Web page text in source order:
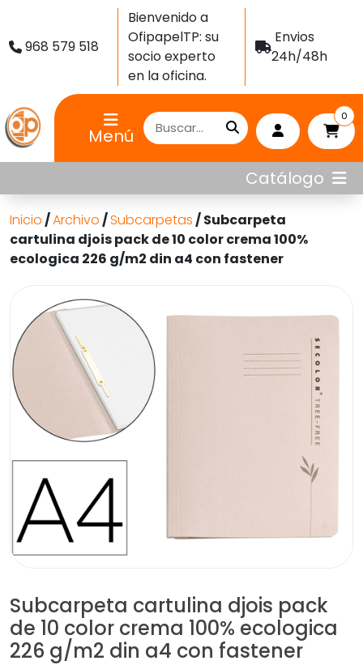
968 579 518
Bienvenido a
OfipapelTP: su
socio experto
en la oficina.
Envios
24h/48h
Menú
0
Catálogo
Inicio/Archivo/Subcarpetas/ Subcarpeta
cartulina djois pack de 10 color crema 100%
ecologica 226 g/m2 din a4 con fastener
Subcarpeta cartulina djois pack
de 10 color crema 100% ecologica
226 g/m2 din a4 con fastener